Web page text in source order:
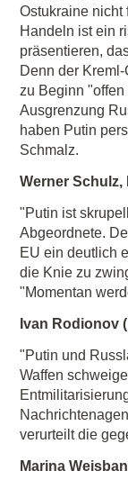
Ostukraine nicht
Handeln ist ein
präsentieren,
Denn der
zu Beginn
Ausgrenzung
haben Putin
Schmalz.
Werner Schulz,
"Putin ist
Abgeordnete.
EU ein deutlich
die Knie zu
"Momentan
Ivan Rodionov
"Putin und
Waffen
verurteilt die
Marina